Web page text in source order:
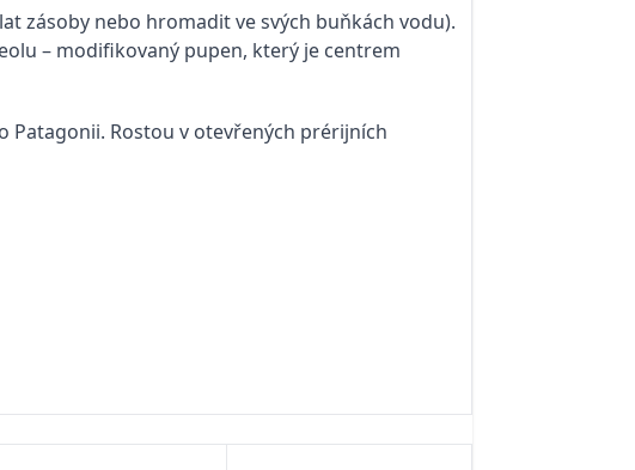
zásoby nebo hromadit ve svých buňkách vodu).
– modifikovaný pupen, který je centrem
Patagonii. Rostou v otevřených prérijních